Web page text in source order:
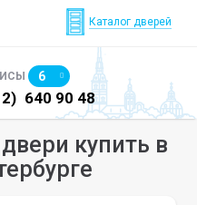
Каталог дверей
6
640 90 48
купить в